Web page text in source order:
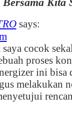
says:
cocok
proses
ini bisa
melakukan